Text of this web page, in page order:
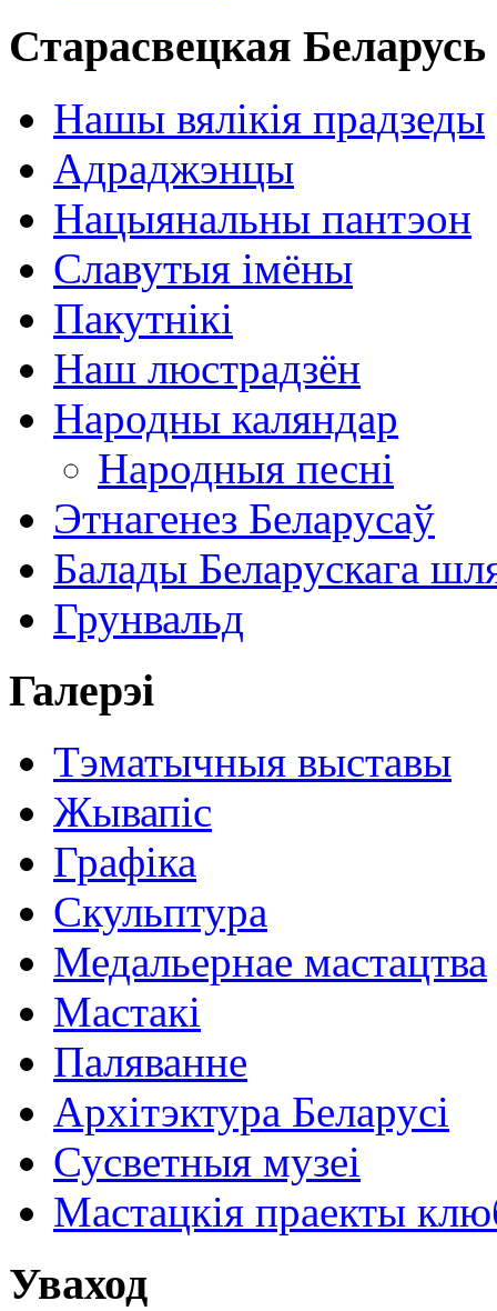
Старасвецкая Беларусь
Нашы вялікія прадзеды
Адраджэнцы
Нацыянальны пантэон
Славутыя імёны
Пакутнікі
Наш люстрадзён
Народны каляндар
Народныя песні
Этнагенез Беларусаў
Балады Беларускага
Грунвальд
Галерэі
Тэматычныя выставы
Жывапіс
Графіка
Скульптура
Медальернае мастацтва
Мастакі
Паляванне
Архітэктура Беларусі
Сусветныя музеі
Мастацкія праекты
Уваход